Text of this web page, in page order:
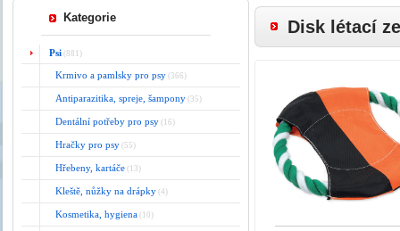
Kategorie
Psi (881)
Krmivo a pamlsky pro psy (366)
Antiparazitika, spreje, šampony (35)
Dentální potřeby pro psy (16)
Hračky pro psy (55)
Hřebeny, kartáče (13)
Kleště, nůžky na drápky (4)
Kosmetika, hygiena (10)
Disk létací